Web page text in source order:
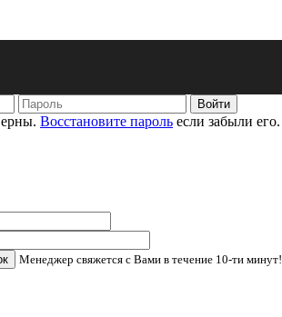
Восстановите пароль если забыли его.
Менеджер свяжется с Вами в течение 10-ти минут!